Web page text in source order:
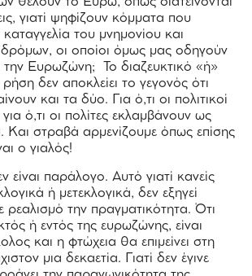
γιατί ψηφίζουν κόμματα που
καταγγελία του μνημονίου και
δρόμων, οι οποίοι όμως μας οδηγούν
Ευρωζώνη; Το διαζευκτικό «ή»
δεν αποκλείει το γεγονός ότι
και τα δύο. Για ό,τι οι πολιτικοί
για ό,τι οι πολίτες εκλαμβάνουν ως
Και στραβά αρμενίζουμε όπως επίσης
ο γιαλός!
είναι παράλογο. Αυτό γιατί κανείς
ή μετεκλογικά, δεν εξηγεί
ρεαλισμό την πραγματικότητα. Ότι
ή εντός της ευρωζώνης, είναι
και η φτώχεια θα επιμείνει στη
μια δεκαετία. Γιατί δεν έγινε